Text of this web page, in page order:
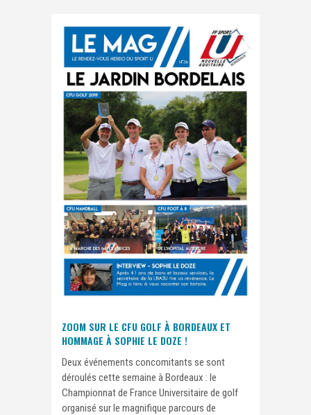
ZOOM SUR LE CFU GOLF À BORDEAUX ET
HOMMAGE À SOPHIE LE DOZE !
Deux événements concomitants se sont
déroulés cette semaine à Bordeaux : le
Championnat de France Universitaire de golf
organisé sur le magnifique parcours de